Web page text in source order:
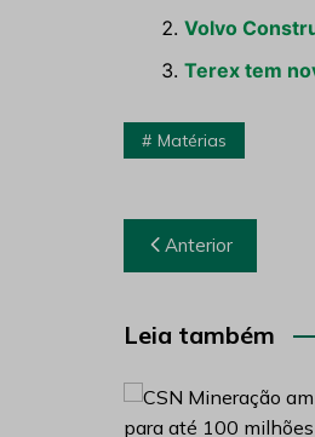
Volvo
Terex tem
Matérias
Navegação
de
Post
Anterior
Leia também